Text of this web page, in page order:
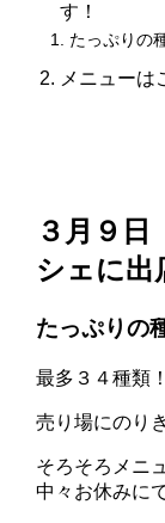
す！
たっぷりの
メニューは
３月９日
シェに出
たっぷりの
最多３４種類
売り場にのり
そろそろメニ
中々お休みに